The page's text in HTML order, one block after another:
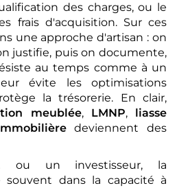
des charges, ou le
frais d'acquisition. Sur ces
une approche d'artisan : on
justifie, puis on documente,
au temps comme à un
évite les optimisations
la trésorerie. En clair,
meublée, LMNP,
liasse
deviennent des
ou un investisseur, la
souvent dans la capacité à